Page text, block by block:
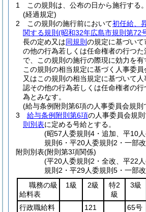
1
この規則は、公布の日から施行する。
(経過規定)
2
この規則の施行前において初任給、
関する規則 (昭和32年広島市規則第72
長の定め又は同規則 の規定に基づい
の他の行為若しくは任命権者の行つ
で、この規則の施行の際現に効力を
この規則の相当規定に基づく人事委
又はこの規則の相当規定に基づいて
認その他の行為若しくは任命権者の
為とみなす。
(給与条例附則第6項の人事委員会規則
3
給与条例附則第6項の人事委員会規則
則別表に定める号給とする。
(昭57人委規則4・追加、平10
規則6・平20人委規則2・一部
附則別表(附則第3項関係)
(平20人委規則2・全改、平22
規則2・平29人委規則5・一部
職務の級
給料表
1級 2級
特2
級
3級
行政職給料
121
65号